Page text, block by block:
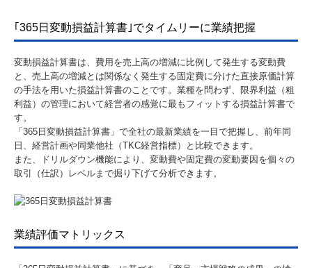
｢365日変動損益計算書｣でタイムリーに業績把握
変動損益計算書は、費用を売上高の増減に比例して発生する変動費
と、売上高の増減とは関係なく発生する固定費に分けた直接原価計算
の手法を用いた損益計算書のことです。業種を問わず、限界利益（粗
利益）の管理において経営者の感覚に最もフィットする損益計算書で
す。
「365日変動損益計算書」で全社の最新業績を一目で把握し、前年同
日、経営計画や同業他社（TKC経営指標）と比較できます。
また、ドリルダウン機能により、変動費や固定費の変動要因を個々の
取引（仕訳）レベルまで掘り下げて分析できます。
業績評価マトリックス